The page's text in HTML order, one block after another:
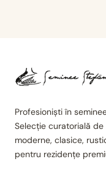
Profesioniști în
Selecție curatorială de
moderne, clasice,
pentru rezidențe